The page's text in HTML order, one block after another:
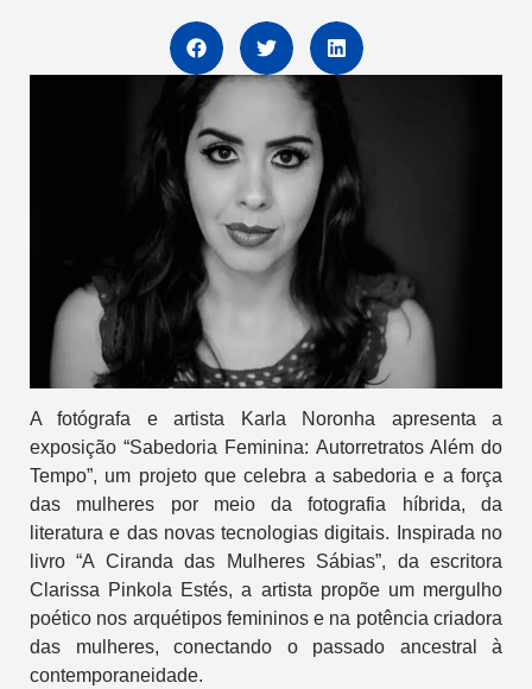
A fotógrafa e artista Karla Noronha apresenta a
exposição “Sabedoria Feminina: Autorretratos Além do
Tempo”, um projeto que celebra a sabedoria e a força
das mulheres por meio da fotografia híbrida, da
literatura e das novas tecnologias digitais. Inspirada no
livro “A Ciranda das Mulheres Sábias”, da escritora
Clarissa Pinkola Estés, a artista propõe um mergulho
poético nos arquétipos femininos e na potência criadora
das mulheres, conectando o passado ancestral à
contemporaneidade.